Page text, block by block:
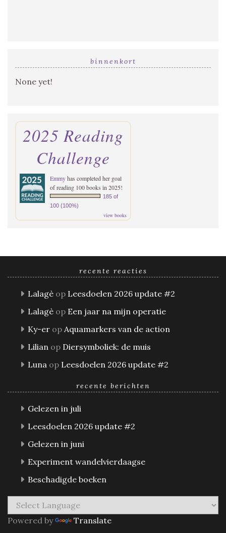
binnenkort
None yet!
2025 Reading
Challenge
Emmyhas completed her goal
of reading 100 books in 2025!
185 of
100 (100%)
view books
recente reacties
Lalagè op Leesdoelen 2026 update #2
Lalagè op Een jaar na mijn operatie
Ky-er op Aquamarkers van de action
Lilian op Diersymboliek: de muis
Luna op Leesdoelen 2026 update #2
recente berichten
Gelezen in juli
Leesdoelen 2026 update #2
Gelezen in juni
Experiment wandelvierdaagse
Beschadigde boeken
Powered by Translate